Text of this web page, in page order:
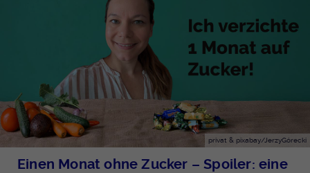
privat & pixabay/JerzyGórecki
Einen Monat ohne Zucker – Spoiler: eine